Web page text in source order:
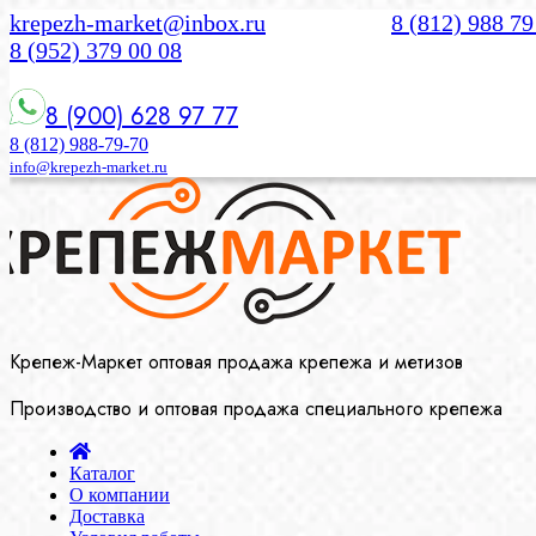
krepezh-market@inbox.ru
8 (812) 988
8 (952) 379 00 08
8 (900) 628 97 77
8 (812) 988-79-70
info@krepezh-market.ru
Крепеж-Маркет оптовая продажа крепежа и метизов
Производство и оптовая продажа специального крепежа
Каталог
О компании
Доставка